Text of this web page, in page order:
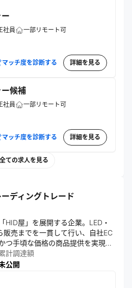
社員
一部リモート可
マッチ度を診断する 詳細を見る
候補
社員
一部リモート可
マッチ度を診断する 詳細を見る
ての求人を見る
ディングトレード
HID屋」を展開する企業。LED・
販売までを一貫して行い、自社EC
つ手頃な価格の商品提供を実現
ユーザー体験向上とブランド価値
計調達額
公開